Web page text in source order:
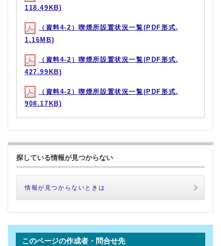
118.49KB)
（資料4-2）喫煙所設置状況一覧(PDF形式,
1.16MB)
（資料4-2）喫煙所設置状況一覧(PDF形式,
427.99KB)
（資料4-2）喫煙所設置状況一覧(PDF形式,
908.17KB)
探している情報が見つからない
情報が見つからないときは
このページの作成者・問合せ先